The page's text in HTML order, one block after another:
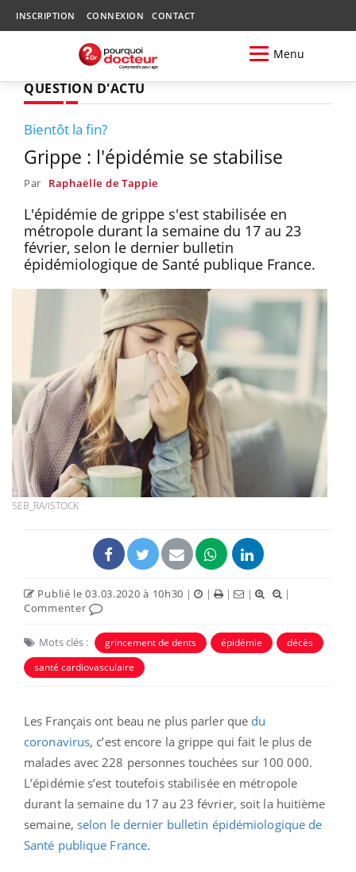
INSCRIPTION CONNEXION CONTACT
Menu
QUESTION D'ACTU
Bientôt la fin?
Grippe : l'épidémie se stabilise
Par Raphaëlle de Tappie
L'épidémie de grippe s'est stabilisée en
métropole durant la semaine du 17 au 23
février, selon le dernier bulletin
épidémiologique de Santé publique France.
SEB_RA/ISTOCK
Publié le 03.03.2020 à 10h30 | | | |
|
Commenter
Mots clés : grincement de dents épidémie
décès
santé cardiovasculaire
Les Français ont beau ne plus parler que du
coronavirus, c’est encore la grippe qui fait le plus de
malades avec 228 personnes touchées sur 100 000.
L’épidémie s’est toutefois stabilisée en métropole
durant la semaine du 17 au 23 février, soit la huitième
semaine, selon le dernier bulletin épidémiologique de
Santé publique France.